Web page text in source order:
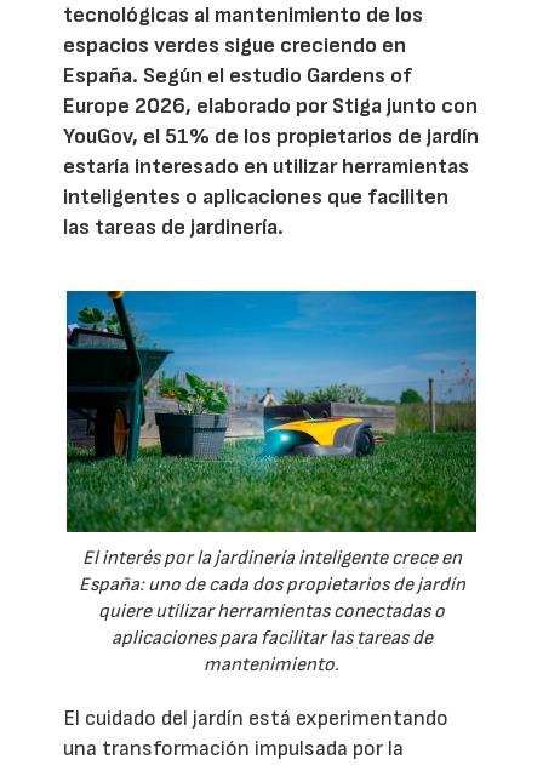
tecnológicas al mantenimiento de los
espacios verdes sigue creciendo en
España. Según el estudio Gardens of
Europe 2026, elaborado por Stiga junto con
YouGov, el 51% de los propietarios de jardín
estaría interesado en utilizar herramientas
inteligentes o aplicaciones que faciliten
las tareas de jardinería.
El interés por la jardinería inteligente crece en
España: uno de cada dos propietarios de jardín
quiere utilizar herramientas conectadas o
aplicaciones para facilitar las tareas de
mantenimiento.
El cuidado del jardín está experimentando
una transformación impulsada por la